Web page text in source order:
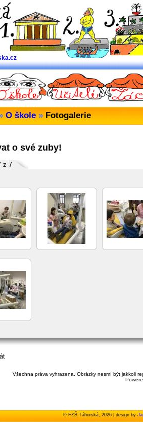
O škole » Fotogalerie
o své zuby!
z 7
Všechna práva vyhrazena. Obrázky nesmí být jakkoli
© FZŠ Táborská, 2026 | design by